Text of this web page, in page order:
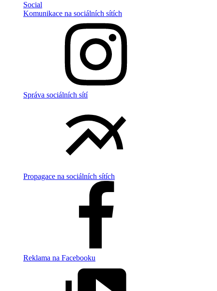
Social
Komunikace na sociálních sítích
Správa sociálních sítí
Propagace na sociálních sítích
Reklama na Facebooku